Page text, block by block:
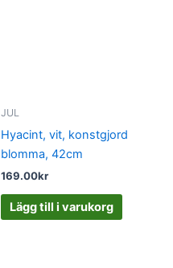
JUL
Hyacint, vit, konstgjord
blomma, 42cm
169.00kr
Lägg till i varukorg